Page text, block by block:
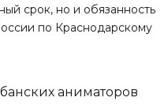
срок, но и обязанность
по Краснодарскому
аниматоров